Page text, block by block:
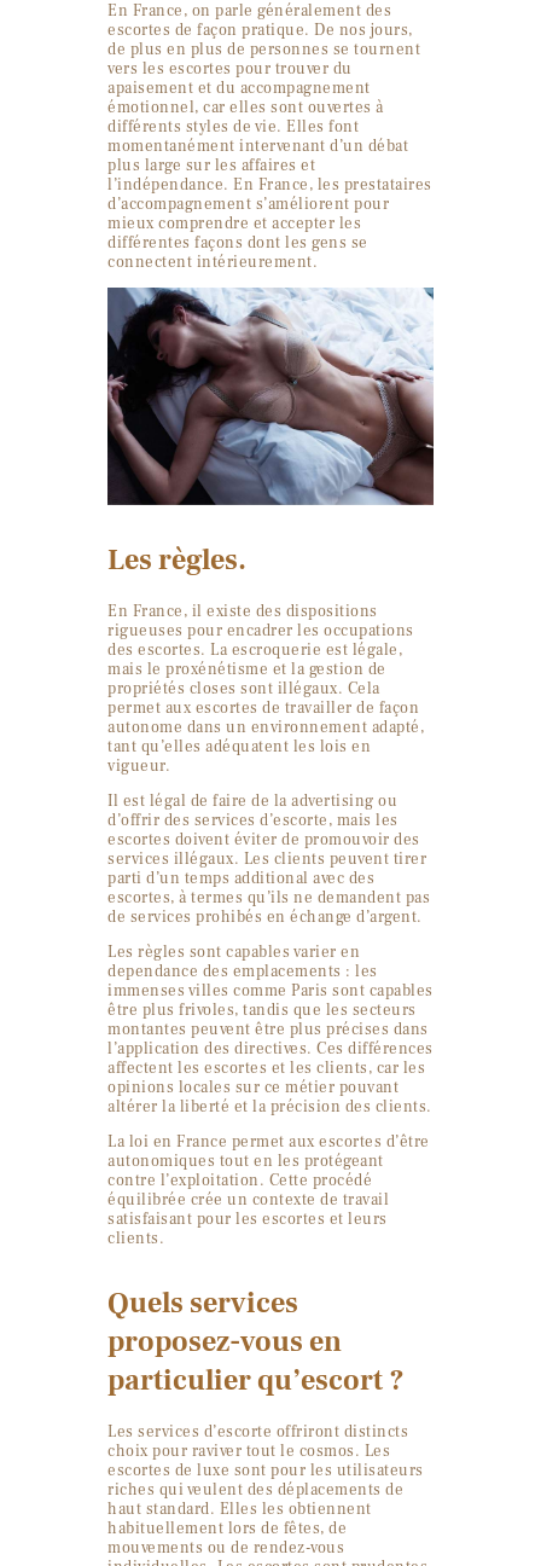
En France, on parle généralement des
escortes de façon pratique. De nos jours,
de plus en plus de personnes se tournent
vers les escortes pour trouver du
apaisement et du accompagnement
émotionnel, car elles sont ouvertes à
différents styles de vie. Elles font
momentanément intervenant d’un débat
plus large sur les affaires et
l’indépendance. En France, les prestataires
d’accompagnement s’améliorent pour
mieux comprendre et accepter les
différentes façons dont les gens se
connectent intérieurement.
Les règles.
En France, il existe des dispositions
rigueuses pour encadrer les occupations
des escortes. La escroquerie est légale,
mais le proxénétisme et la gestion de
propriétés closes sont illégaux. Cela
permet aux escortes de travailler de façon
autonome dans un environnement adapté,
tant qu’elles adéquatent les lois en
vigueur.
Il est légal de faire de la advertising ou
d’offrir des services d’escorte, mais les
escortes doivent éviter de promouvoir des
services illégaux. Les clients peuvent tirer
parti d’un temps additional avec des
escortes, à termes qu’ils ne demandent pas
de services prohibés en échange d’argent.
Les règles sont capables varier en
dependance des emplacements : les
immenses villes comme Paris sont capables
être plus frivoles, tandis que les secteurs
montantes peuvent être plus précises dans
l’application des directives. Ces différences
affectent les escortes et les clients, car les
opinions locales sur ce métier pouvant
altérer la liberté et la précision des clients.
La loi en France permet aux escortes d’être
autonomiques tout en les protégeant
contre l’exploitation. Cette procédé
équilibrée crée un contexte de travail
satisfaisant pour les escortes et leurs
clients.
Quels services
proposez-vous en
particulier qu’escort ?
Les services d’escorte offriront distincts
choix pour raviver tout le cosmos. Les
escortes de luxe sont pour les utilisateurs
riches qui veulent des déplacements de
haut standard. Elles les obtiennent
habituellement lors de fêtes, de
mouvements ou de rendez-vous